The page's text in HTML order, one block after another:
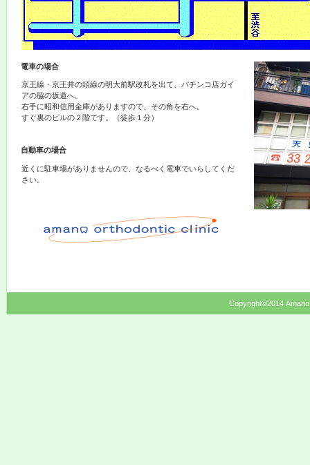
電車の場合
京王線・京王井の頭線の明大前駅改札を出て、パチンコ店ガイ
アの脇の坂道へ。
右手に昭和信用金庫がありますので、その角を右へ。
すぐ裏のビルの２階です。（徒歩１分）
自動車の場合
近くに駐車場がありませんので、なるべく電車でいらしてくだ
さい。
Copyright©2014